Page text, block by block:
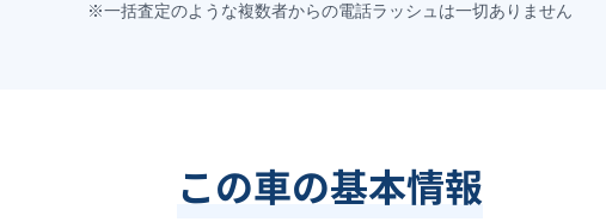
※一括査定のような複数者からの電話ラッシュは一切ありません
この車の基本情報